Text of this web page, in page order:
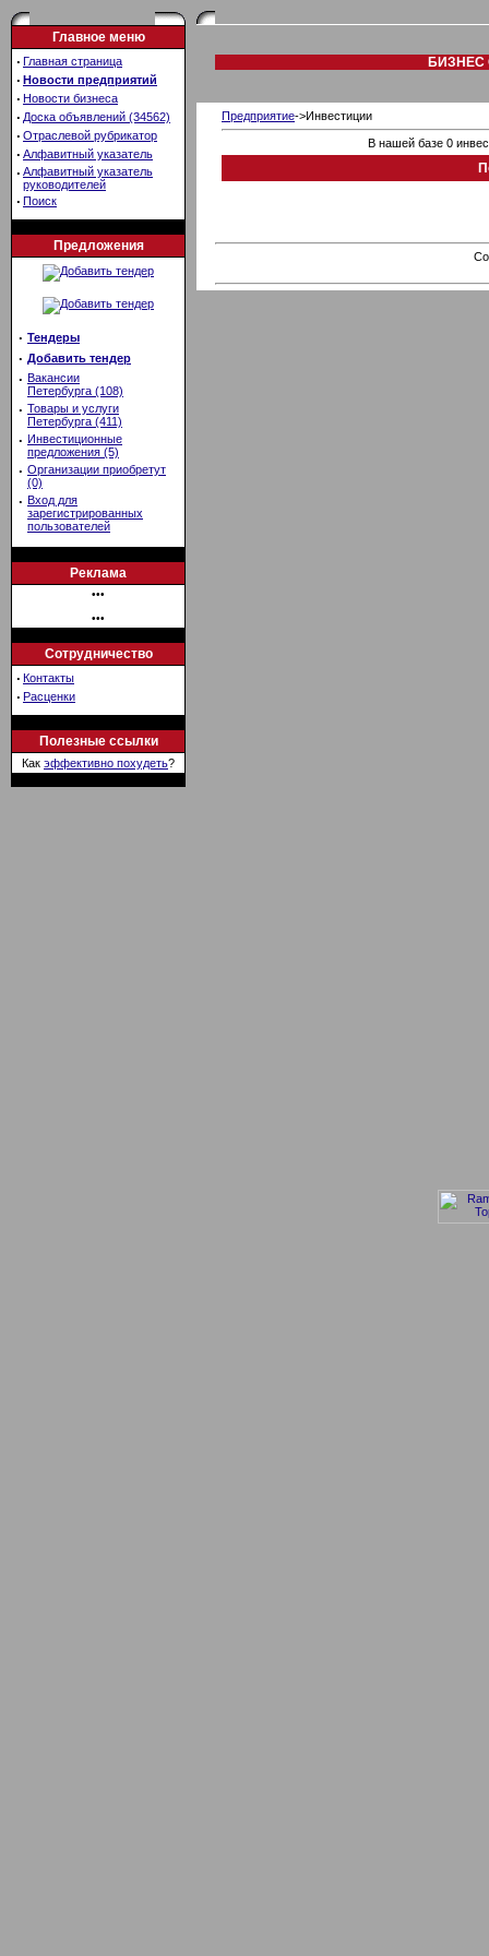
Главное меню
· Главная страница
· Новости предприятий
· Новости бизнеса
· Доска объявлений (34562)
· Отраслевой рубрикатор
· Алфавитный указатель
· Алфавитный указатель
руководителей
· Поиск
Предложения
· Тендеры
· Добавить тендер
· Вакансии
Петербурга (108)
· Товары и услуги
Петербурга (411)
· Инвестиционные
предложения (5)
· Организации приобретут
(0)
· Вход для
зарегистрированных
пользователей
Реклама
•••
•••
Сотрудничество
· Контакты
· Расценки
Полезные ссылки
Как эффективно похудеть?
БИЗНЕС
Предприятие->Инвестиции
В нашей базе 0